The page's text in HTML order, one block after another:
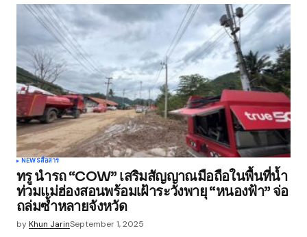
NEWSสื่อสาร
ทรู นำรถ “COW” เสริมสัญญาณมือถือในพื้นที่น้ำ
ท่วมแม่ฮ่องสอนพร้อมเฝ้าระวังพายุ “หนองฟ้า” จ่อ
ถล่มซ้ำหลายจังหวัด
byKhun JarinSeptember 1, 2025